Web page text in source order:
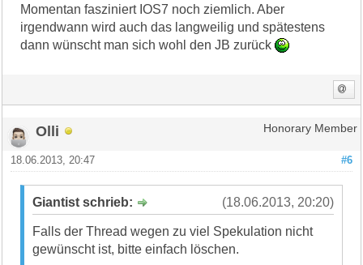
Momentan fasziniert IOS7 noch ziemlich. Aber
irgendwann wird auch das langweilig und spätestens
dann wünscht man sich wohl den JB zurück
Olli Honorary Member
#6
18.06.2013, 20:47
(18.06.2013, 20:20)
Giantist schrieb:
Falls der Thread wegen zu viel Spekulation nicht
gewünscht ist, bitte einfach löschen.